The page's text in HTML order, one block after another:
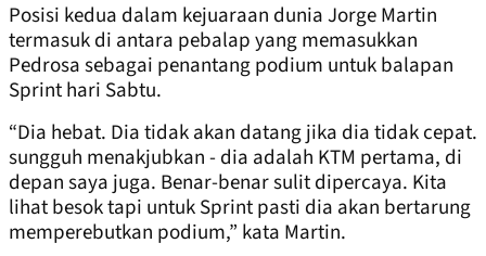
Posisi kedua dalam kejuaraan dunia Jorge Martin
termasuk di antara pebalap yang memasukkan
Pedrosa sebagai penantang podium untuk balapan
Sprint hari Sabtu.
“Dia hebat. Dia tidak akan datang jika dia tidak cepat.
sungguh menakjubkan - dia adalah KTM pertama, di
depan saya juga. Benar-benar sulit dipercaya. Kita
lihat besok tapi untuk Sprint pasti dia akan bertarung
memperebutkan podium,” kata Martin.